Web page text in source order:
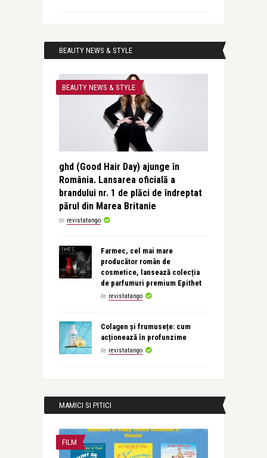
BEAUTY NEWS & STYLE
BEAUTY NEWS & STYLE
ghd (Good Hair Day) ajunge în
România. Lansarea oficială a
brandului nr. 1 de plăci de îndreptat
părul din Marea Britanie
de revistatango
Farmec, cel mai mare
producător român de
cosmetice, lansează colecția
de parfumuri premium Epithet
de revistatango
Colagen și frumusețe: cum
acționează în profunzime
de revistatango
MAMICI SI PITICI
FILM